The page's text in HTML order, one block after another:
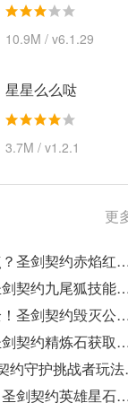
10.9M / v6.1.29
星星么么哒
3.7M / v1.2.1
更
圣剑契约赤焰红龙技能怎么加点？圣剑
圣剑契约九尾狐在何处获取？圣剑
圣剑契约毁灭公爵获取途径大全！圣剑
圣剑契约精炼石在何处获取？圣剑
圣剑契
圣剑契约英雄星石在哪里得到？圣剑契